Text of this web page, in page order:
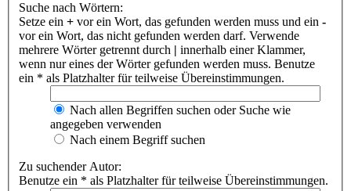
Suche nach Wörtern:
Setze ein + vor ein Wort, das gefunden werden muss und ein -
vor ein Wort, das nicht gefunden werden darf. Verwende
mehrere Wörter getrennt durch | innerhalb einer Klammer,
wenn nur eines der Wörter gefunden werden muss. Benutze
ein * als Platzhalter für teilweise Übereinstimmungen.
Nach allen Begriffen suchen oder Suche wie
angegeben verwenden
Nach einem Begriff suchen
Zu suchender Autor:
Benutze ein * als Platzhalter für teilweise Übereinstimmungen.